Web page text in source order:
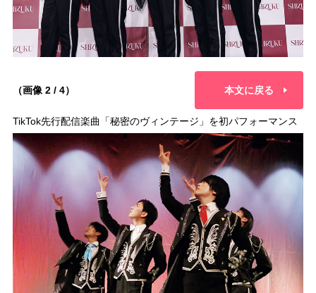
（画像 2 / 4） 本文に戻る
TikTok先行配信楽曲「秘密のヴィンテージ」を初パフォーマンス